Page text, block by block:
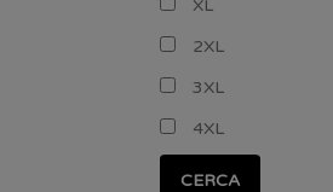
XL
2XL
3XL
4XL
CERCA